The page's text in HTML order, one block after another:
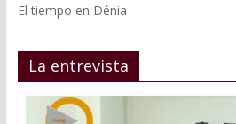
El tiempo en Dénia
La entrevista